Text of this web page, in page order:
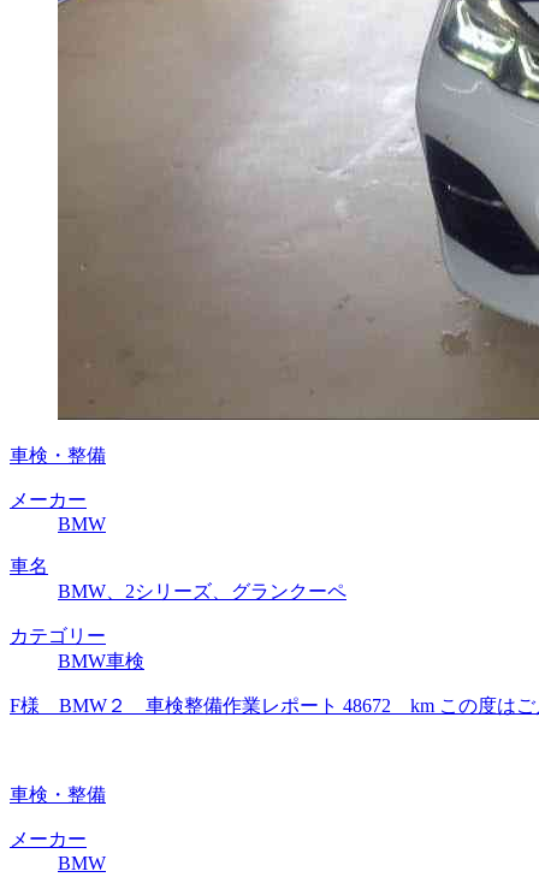
車検・整備
メーカー
BMW
車名
BMW、2シリーズ、グランクーペ
カテゴリー
BMW車検
F様 BMW２ 車検整備作業レポート 48672 km この度はご
車検・整備
メーカー
BMW